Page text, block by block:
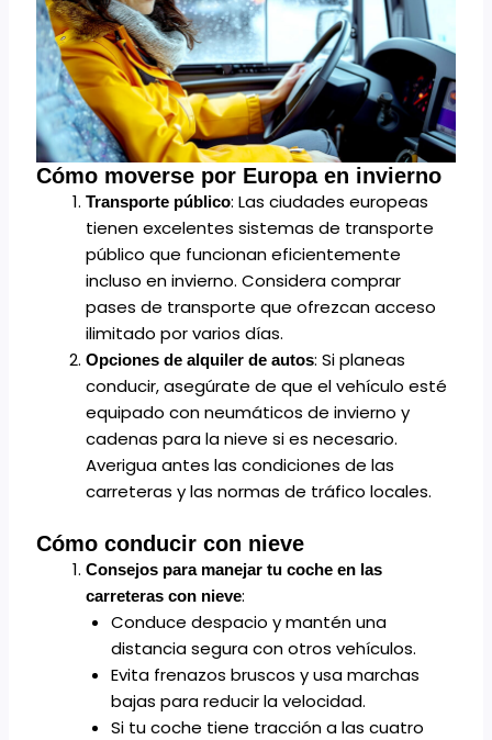
Cómo moverse por Europa en invierno
Transporte público: Las ciudades europeas
tienen excelentes sistemas de transporte
público que funcionan eficientemente
incluso en invierno. Considera comprar
pases de transporte que ofrezcan acceso
ilimitado por varios días.
Opciones de alquiler de autos: Si planeas
conducir, asegúrate de que el vehículo esté
equipado con neumáticos de invierno y
cadenas para la nieve si es necesario.
Averigua antes las condiciones de las
carreteras y las normas de tráfico locales.
Cómo conducir con nieve
Consejos para manejar tu coche en las
carreteras con nieve:
Conduce despacio y mantén una
distancia segura con otros vehículos.
Evita frenazos bruscos y usa marchas
bajas para reducir la velocidad.
Si tu coche tiene tracción a las cuatro